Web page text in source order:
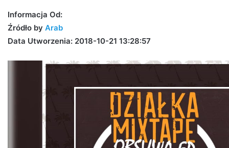
Informacja Od:
Źródło by Arab
Data Utworzenia: 2018-10-21 13:28:57
4 dni ago
Sauce – HAŁAS